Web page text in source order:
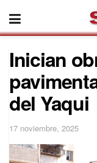
Inician
del Yaqui
17 noviembre, 2025